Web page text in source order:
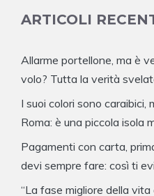
ARTICOLI
Allarme portellone, ma è
volo? Tutta la verità
I suoi colori sono caraibici,
Roma: è una piccola isola
Pagamenti con carta,
devi sempre fare: così ti
“La fase migliore della